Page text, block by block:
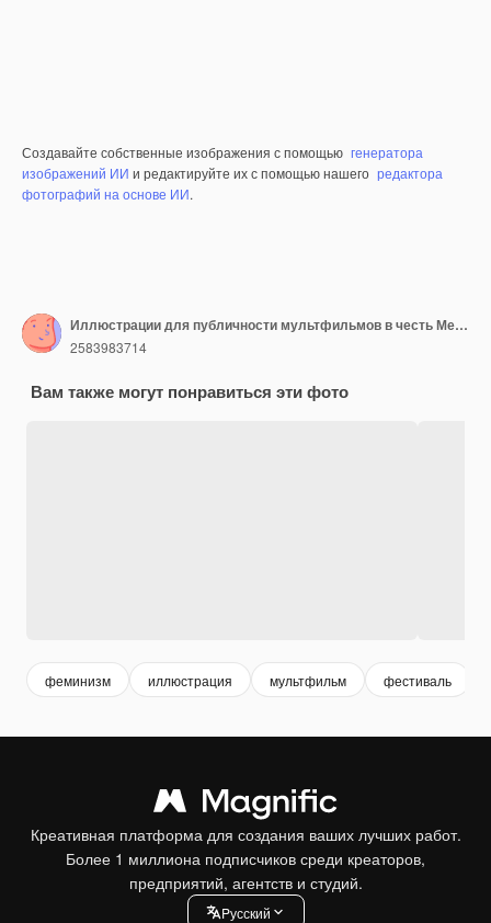
Создавайте собственные изображения с помощью генератора
изображений ИИ и редактируйте их с помощью нашего редактора
фотографий на основе ИИ.
Иллюстрации для публичности мультфильмов в честь Международного женского дня, сгенерированные с помощью ИИ
2583983714
Вам также могут понравиться эти фото
феминизм иллюстрация мультфильм фестиваль
Креативная платформа для создания ваших лучших работ.
Более 1 миллиона подписчиков среди креаторов,
предприятий, агентств и студий.
Pусский